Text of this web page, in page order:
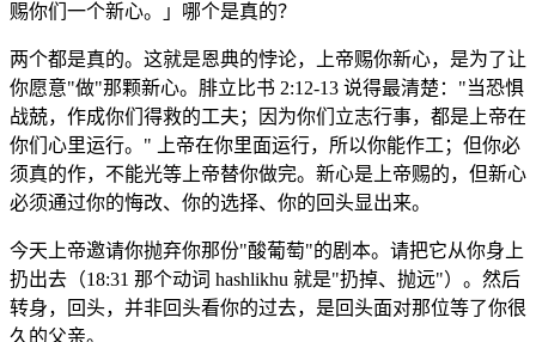
赐你们一个新心。」哪个是真的？
两个都是真的。这就是恩典的悖论，上帝赐你新心，是为了让
你愿意"做"那颗新心。腓立比书 2:12-13 说得最清楚："当恐惧
战兢，作成你们得救的工夫；因为你们立志行事，都是上帝在
你们心里运行。" 上帝在你里面运行，所以你能作工；但你必
须真的作，不能光等上帝替你做完。新心是上帝赐的，但新心
必须通过你的悔改、你的选择、你的回头显出来。
今天上帝邀请你抛弃你那份"酸葡萄"的剧本。请把它从你身上
扔出去（18:31 那个动词 hashlikhu 就是"扔掉、抛远"）。然后
转身，回头，并非回头看你的过去，是回头面对那位等了你很
久的父亲。